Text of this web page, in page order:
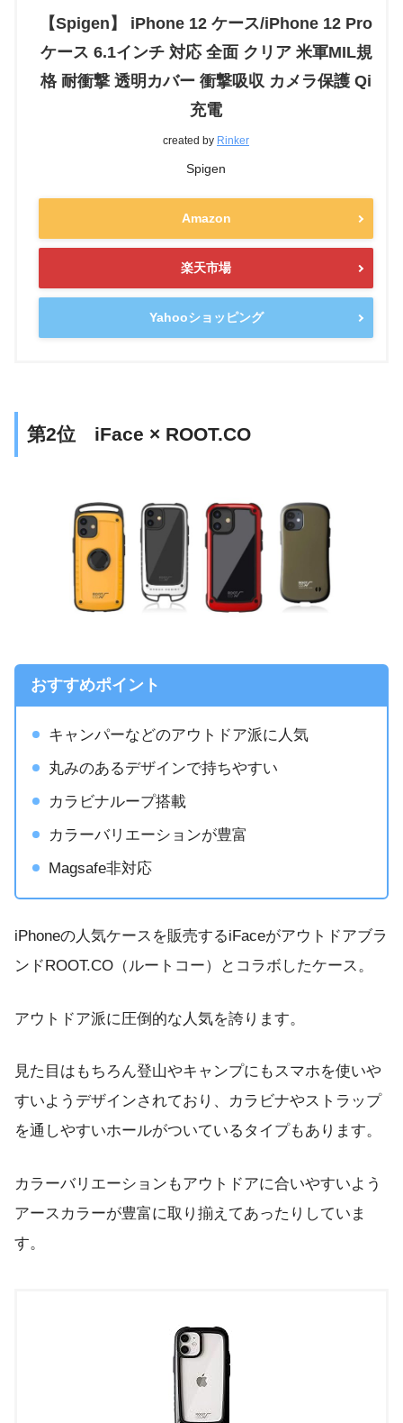
【Spigen】 iPhone 12 ケース/iPhone 12 Pro
ケース 6.1インチ 対応 全面 クリア 米軍MIL規
格 耐衝撃 透明カバー 衝撃吸収 カメラ保護 Qi
充電
created by Rinker
Spigen
Amazon
楽天市場
Yahooショッピング
第2位 iFace × ROOT.CO
おすすめポイント
キャンパーなどのアウトドア派に人気
丸みのあるデザインで持ちやすい
カラビナループ搭載
カラーバリエーションが豊富
Magsafe非対応
iPhoneの人気ケースを販売するiFaceがアウトドアブラ
ンドROOT.CO（ルートコー）とコラボしたケース。
アウトドア派に圧倒的な人気を誇ります。
見た目はもちろん登山やキャンプにもスマホを使いや
すいようデザインされており、カラビナやストラップ
を通しやすいホールがついているタイプもあります。
カラーバリエーションもアウトドアに合いやすいよう
アースカラーが豊富に取り揃えてあったりしていま
す。